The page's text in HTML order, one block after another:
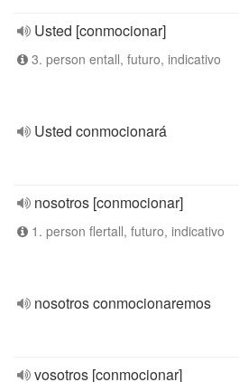
Usted [conmocionar]
3. person entall, futuro, indicativo
Usted conmocionará
nosotros [conmocionar]
1. person flertall, futuro, indicativo
nosotros conmocionaremos
vosotros [conmocionar]